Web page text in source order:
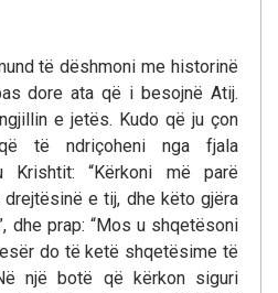
të dëshmoni me historinë
dore ata që i besojnë Atij.
e jetës. Kudo që ju çon
të ndriçoheni nga fjala
Krishtit: “Kërkoni më parë
e tij, dhe këto gjëra
dhe prap: “Mos u shqetësoni
do të ketë shqetësime të
një botë që kërkon siguri